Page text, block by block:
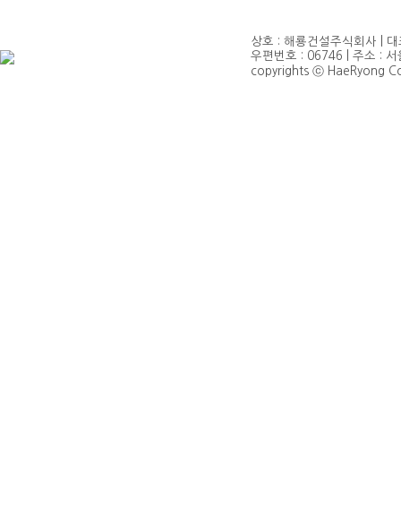
상호 : 해룡건설주식회사 |
우편번호 : 06746 | 주소 :
copyrights ⓒ HaeRyong